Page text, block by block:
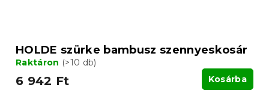
HOLDE szürke bambusz szennyeskosár
Raktáron (>10 db)
6 942 Ft Kosárba